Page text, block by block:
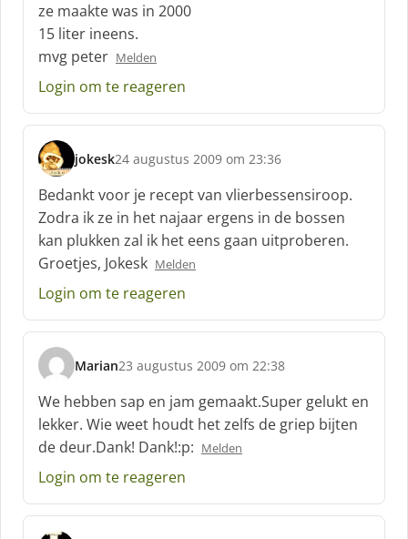
ze maakte was in 2000
15 liter ineens.
mvg peter Melden
Login om te reageren
jokesk
s
c
h
r
e
e
:
24 augustus 2009 om 23:36
Bedankt voor je recept van vlierbessensiroop.
Zodra ik ze in het najaar ergens in de bossen
kan plukken zal ik het eens gaan uitproberen.
Groetjes, Jokesk Melden
Login om te reageren
Marian
s
c
h
r
e
e
:
23 augustus 2009 om 22:38
We hebben sap en jam gemaakt.Super gelukt en
lekker. Wie weet houdt het zelfs de griep bijten
de deur.Dank! Dank!:p: Melden
Login om te reageren